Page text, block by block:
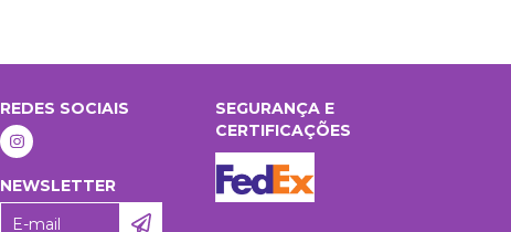
REDES SOCIAIS
NEWSLETTER
SEGURANÇA E
CERTIFICAÇÕES